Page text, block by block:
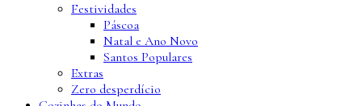
Festividades
Páscoa
Natal e Ano Novo
Santos Populares
Extras
Zero desperdício